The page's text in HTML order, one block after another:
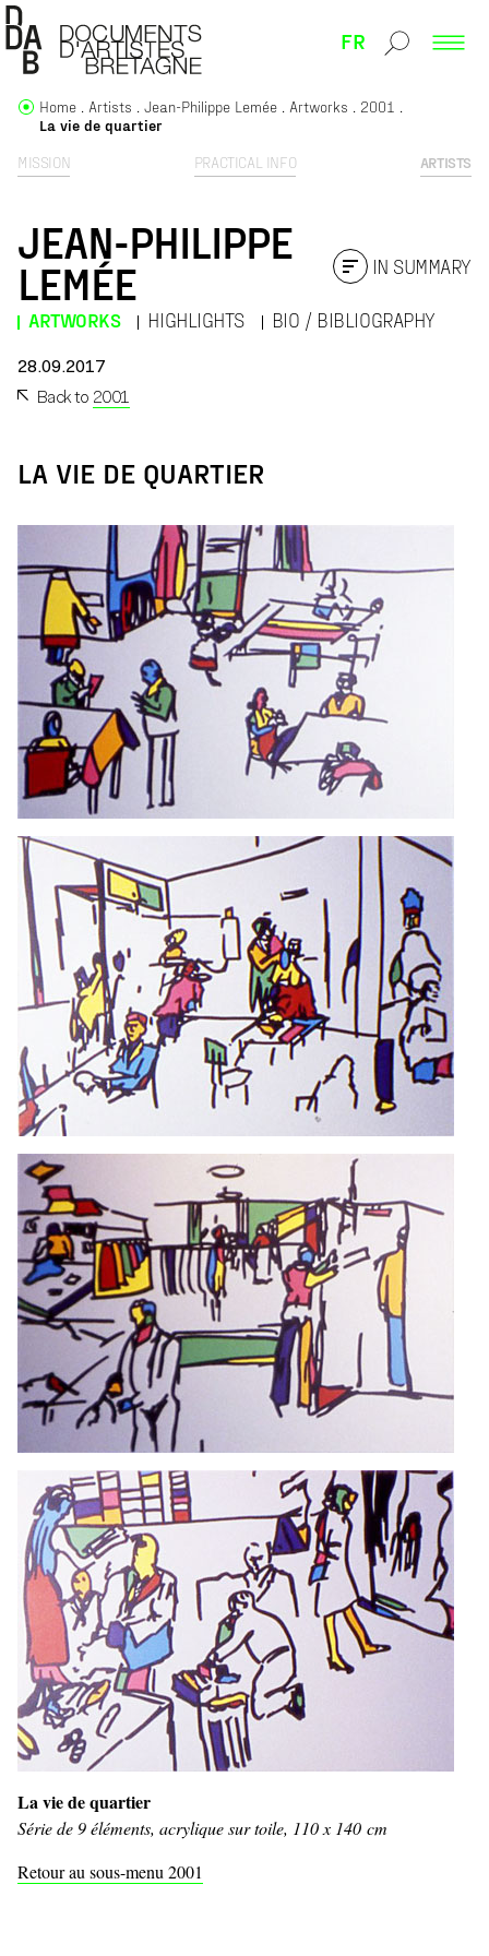
FR
MISSION PRACTICAL INFO ARTISTS
Home Artists Jean-Philippe Lemée Artworks
2001
La vie de quartier
JEAN-PHILIPPE
LEMÉE
ARTWORKS HIGHLIGHTS BIO / BIBLIOGRAPHY
IN SUMMARY
28.09.2017
Back to 2001
LA VIE DE QUARTIER
La vie de quartier
Série de 9 éléments, acrylique sur toile, 110 x 140 cm
Retour au sous-menu 2001